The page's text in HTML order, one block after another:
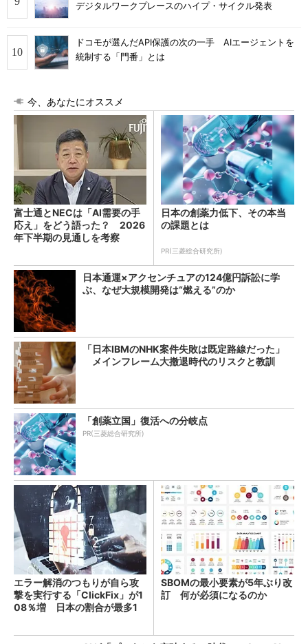
デジタルワークプレースのハイプ・サイクル発表
ドコモが選んだAPI保護の次の一手 AIエージェントを
統制する「門番」とは
今、あなたにオススメ
富士通とNECは「AI需要の手
応え」をどう語った？ 2026
年下半期の見通しを考察
日本の創薬力低下、その本当
の課題とは
PR(三菱総合研究所)
日本通運×アクセンチュアの124億円訴訟に学
ぶ、なぜ大規模開発は“燃える”のか
「日本IBMのNHK案件失敗は既定路線だった」
メインフレーム大撤退時代のリスクと教訓
「創薬立国」復活への分岐点
PR(三菱総合研究所)
エラー解消のつもりが自ら攻
撃を実行する「ClickFix」が1
08％増 日本の割合が最多1
SBOMの最小要素が5年ぶり改
訂 何が必須になるのか